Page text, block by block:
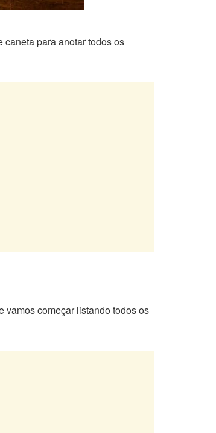
caneta para anotar todos os
vamos começar listando todos os